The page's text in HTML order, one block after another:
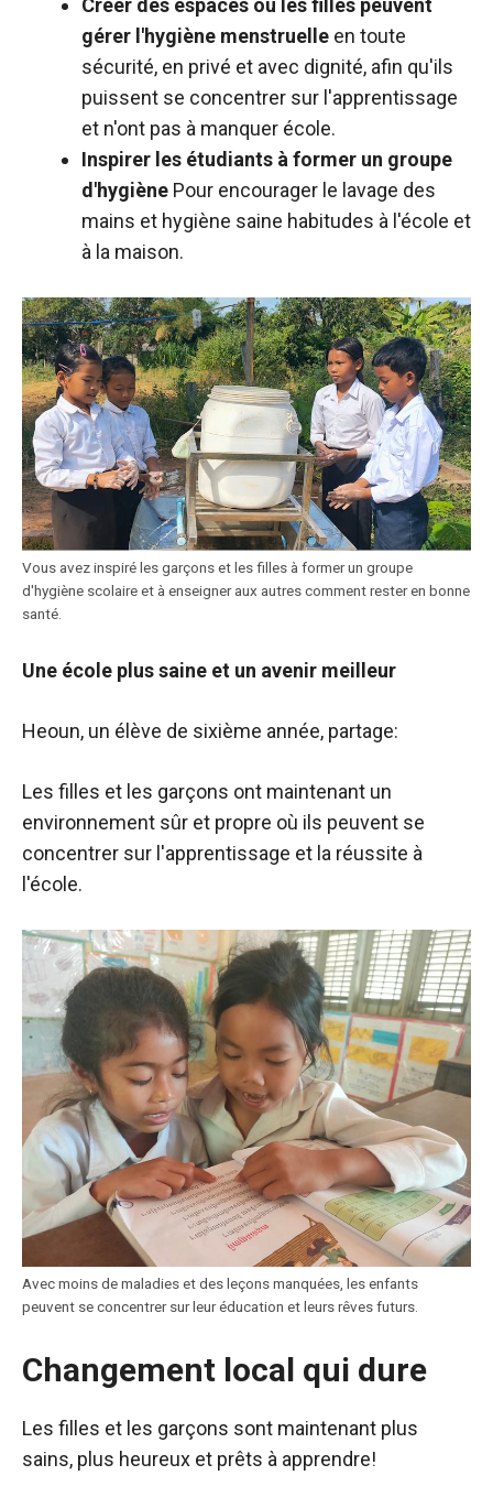
gérer l'hygiène menstruelle en toute
sécurité, en privé et avec dignité, afin qu'ils
puissent se concentrer sur l'apprentissage
et n'ont pas à manquer école.
Inspirer les étudiants à former un groupe
d'hygiène Pour encourager le lavage des
mains et hygiène saine habitudes à l'école et
à la maison.
Vous avez inspiré les garçons et les filles à former un groupe
d'hygiène scolaire et à enseigner aux autres comment rester en bonne
santé.
Une école plus saine et un avenir meilleur
Heoun, un élève de sixième année, partage:
Les filles et les garçons ont maintenant un
environnement sûr et propre où ils peuvent se
concentrer sur l'apprentissage et la réussite à
l'école.
Avec moins de maladies et des leçons manquées, les enfants
peuvent se concentrer sur leur éducation et leurs rêves futurs.
Changement local qui dure
Les filles et les garçons sont maintenant plus
sains, plus heureux et prêts à apprendre!